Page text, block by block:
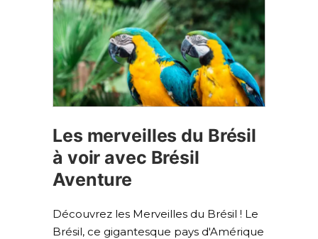
Les merveilles du Brésil
à voir avec Brésil
Aventure
Découvrez les Merveilles du Brésil ! Le
Brésil, ce gigantesque pays d'Amérique